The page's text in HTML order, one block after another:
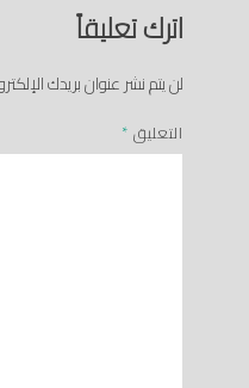
اترك تعليقاً
لن يتم نشر عنوان بريدك
التعليق *